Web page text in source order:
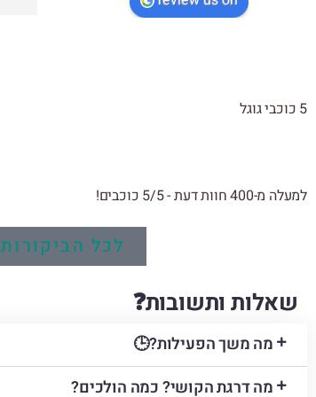
5 כוכבי גוגל
למעלה מ-400 חוות דעת - 5/5 כוכבים!
לכל הביקורות
שאלות ותשובות❓
מה משך הפעילות?🕒
מה דרגת הקושי? כמה הולכים?